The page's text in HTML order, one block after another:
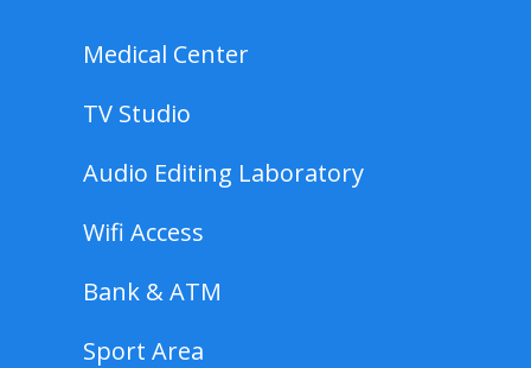
Medical Center
TV Studio
Audio Editing Laboratory
Wifi Access
Bank & ATM
Sport Area